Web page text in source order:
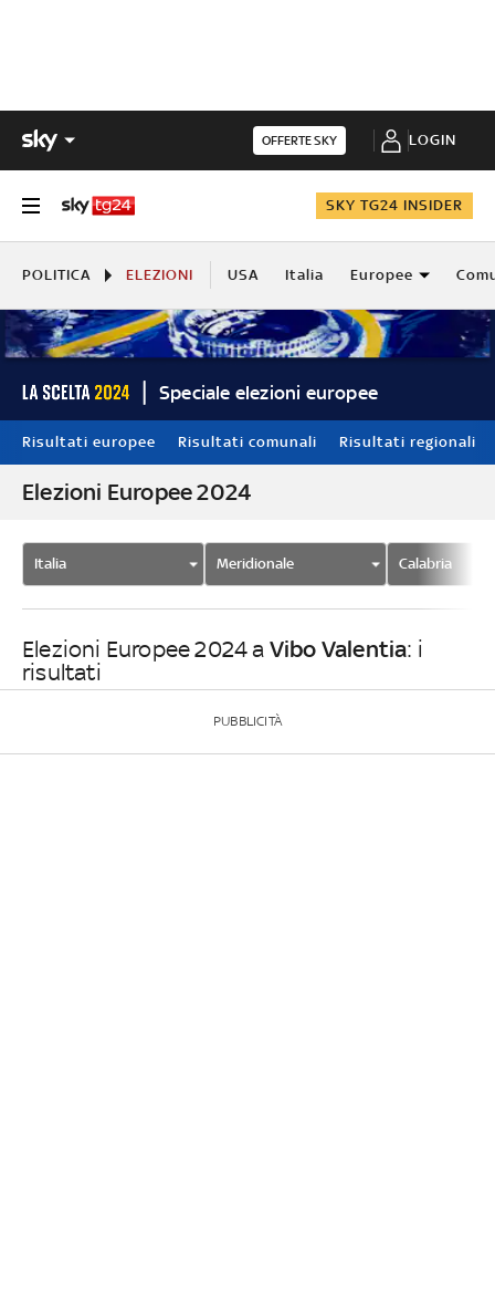
OFFERTE SKY LOGIN
SKY TG24 INSIDER
POLITICA ELEZIONI USA Italia Europee
Speciale elezioni europee
Risultati europee Risultati comunali Risultati regionali
Elezioni Europee 2024
Italia Meridionale Calabria
Elezioni Europee 2024 a Vibo Valentia: i
risultati
PUBBLICITÀ